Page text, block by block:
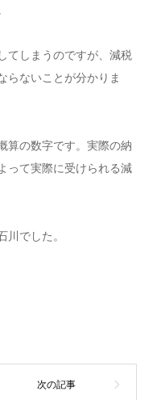
てしまうのですが、減税
らないことが分かりま
算の数字です。実際の納
って実際に受けられる減
でした。